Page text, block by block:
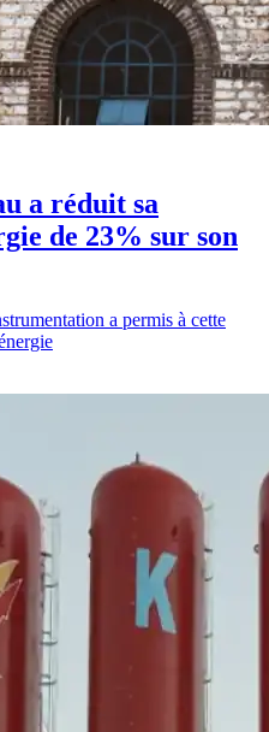
a réduit sa
de 23% sur son
a permis à cette